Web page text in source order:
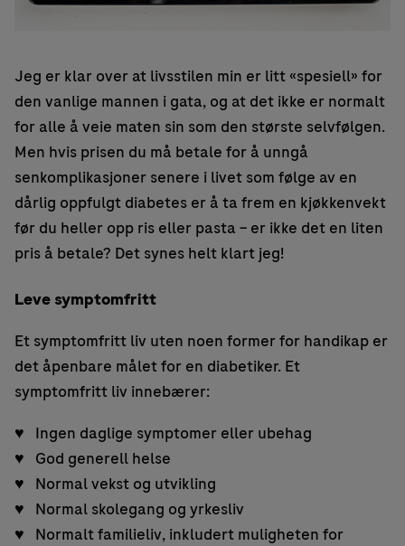
Jeg er klar over at livsstilen min er litt «spesiell» for
den vanlige mannen i gata, og at det ikke er normalt
for alle å veie maten sin som den største selvfølgen.
Men hvis prisen du må betale for å unngå
senkomplikasjoner senere i livet som følge av en
dårlig oppfulgt diabetes er å ta frem en kjøkkenvekt
før du heller opp ris eller pasta – er ikke det en liten
pris å betale? Det synes helt klart jeg!
Leve symptomfritt
Et symptomfritt liv uten noen former for handikap er
det åpenbare målet for en diabetiker. Et
symptomfritt liv innebærer:
♥ Ingen daglige symptomer eller ubehag
♥ God generell helse
♥ Normal vekst og utvikling
♥ Normal skolegang og yrkesliv
♥ Normalt familieliv, inkludert muligheten for